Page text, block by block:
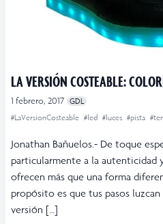
LA VERSIÓN COSTEABLE:
1 febrero, 2017 GDL
#LaVersionCosteable #led #luces #pista
Jonathan Bañuelos.- De toque
particularmente a la autenticidad
ofrecen más que una forma
propósito es que tus pasos
versión […]